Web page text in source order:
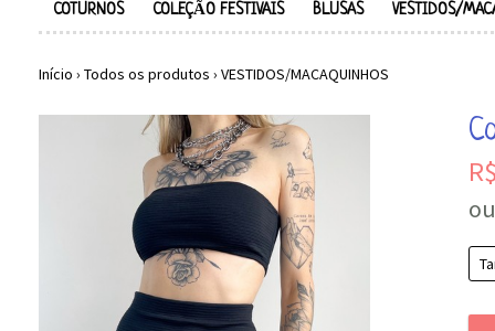
COTURNOS COLEÇÃO FESTIVAIS BLUSAS VESTIDOS/
Início › Todos os produtos › VESTIDOS/MACAQUINHOS